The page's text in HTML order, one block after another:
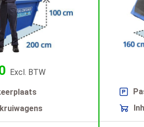
Excl. BTW